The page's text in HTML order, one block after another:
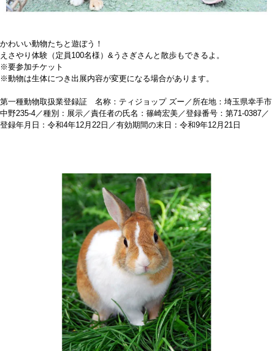
かわいい動物たちと遊ぼう！
えさやり体験（定員100名様）&うさぎさんと散歩もできるよ。
※要参加チケット
※動物は生体につき出展内容が変更になる場合があります。
第一種動物取扱業登録証 名称：ティジョップ ズー／所在地：埼玉県幸手市
中野235‐4／種別：展示／責任者の氏名：篠崎宏美／登録番号：第71‐0387／
登録年月日：令和4年12月22日／有効期間の末日：令和9年12月21日